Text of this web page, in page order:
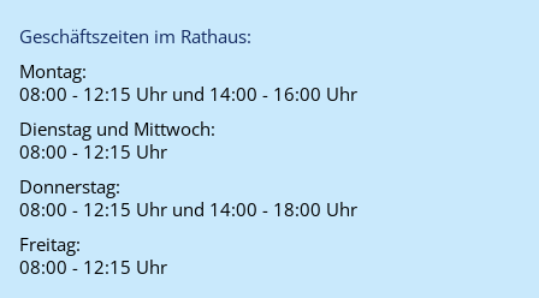
Geschäftszeiten im Rathaus:
Montag:
08:00 - 12:15 Uhr und 14:00 - 16:00 Uhr
Dienstag und Mittwoch:
08:00 - 12:15 Uhr
Donnerstag:
08:00 - 12:15 Uhr und 14:00 - 18:00 Uhr
Freitag:
08:00 - 12:15 Uhr